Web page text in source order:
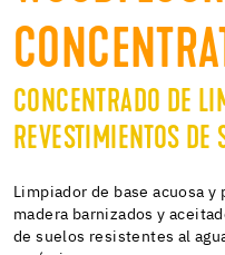
CONCENTRADO DE
REVESTIMIENTOS DE
Limpiador de base acuosa
madera barnizados y
de suelos resistentes al